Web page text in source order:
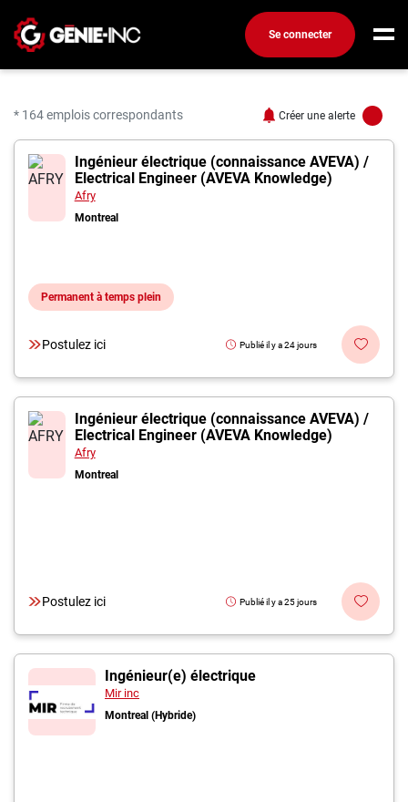
Se connecter
Créez un compte
Emplois
Recherchez un emploi
Compagnies
Ma boîte à outils
Conseils carrière
Inscrivez-vous à l'infolettre
Employeurs
* 164 emplois correspondants Créer une alerte
164 offres pour
Ingénieur électrique (connaissance AVEVA) /
Electrical Engineer (AVEVA Knowledge)
Afry
Montreal
Permanent à temps plein
Postulez ici Publié il y a 24 jours
Ingénieur électrique (connaissance AVEVA) /
Electrical Engineer (AVEVA Knowledge)
Afry
Montreal
Postulez ici Publié il y a 25 jours
Ingénieur(e) électrique
Mir inc
Montreal (Hybride)